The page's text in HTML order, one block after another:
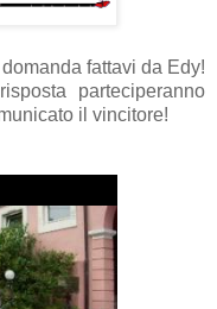
fattavi da Edy!
parteciperanno
il vincitore!